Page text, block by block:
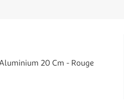
20 Cm - Rouge